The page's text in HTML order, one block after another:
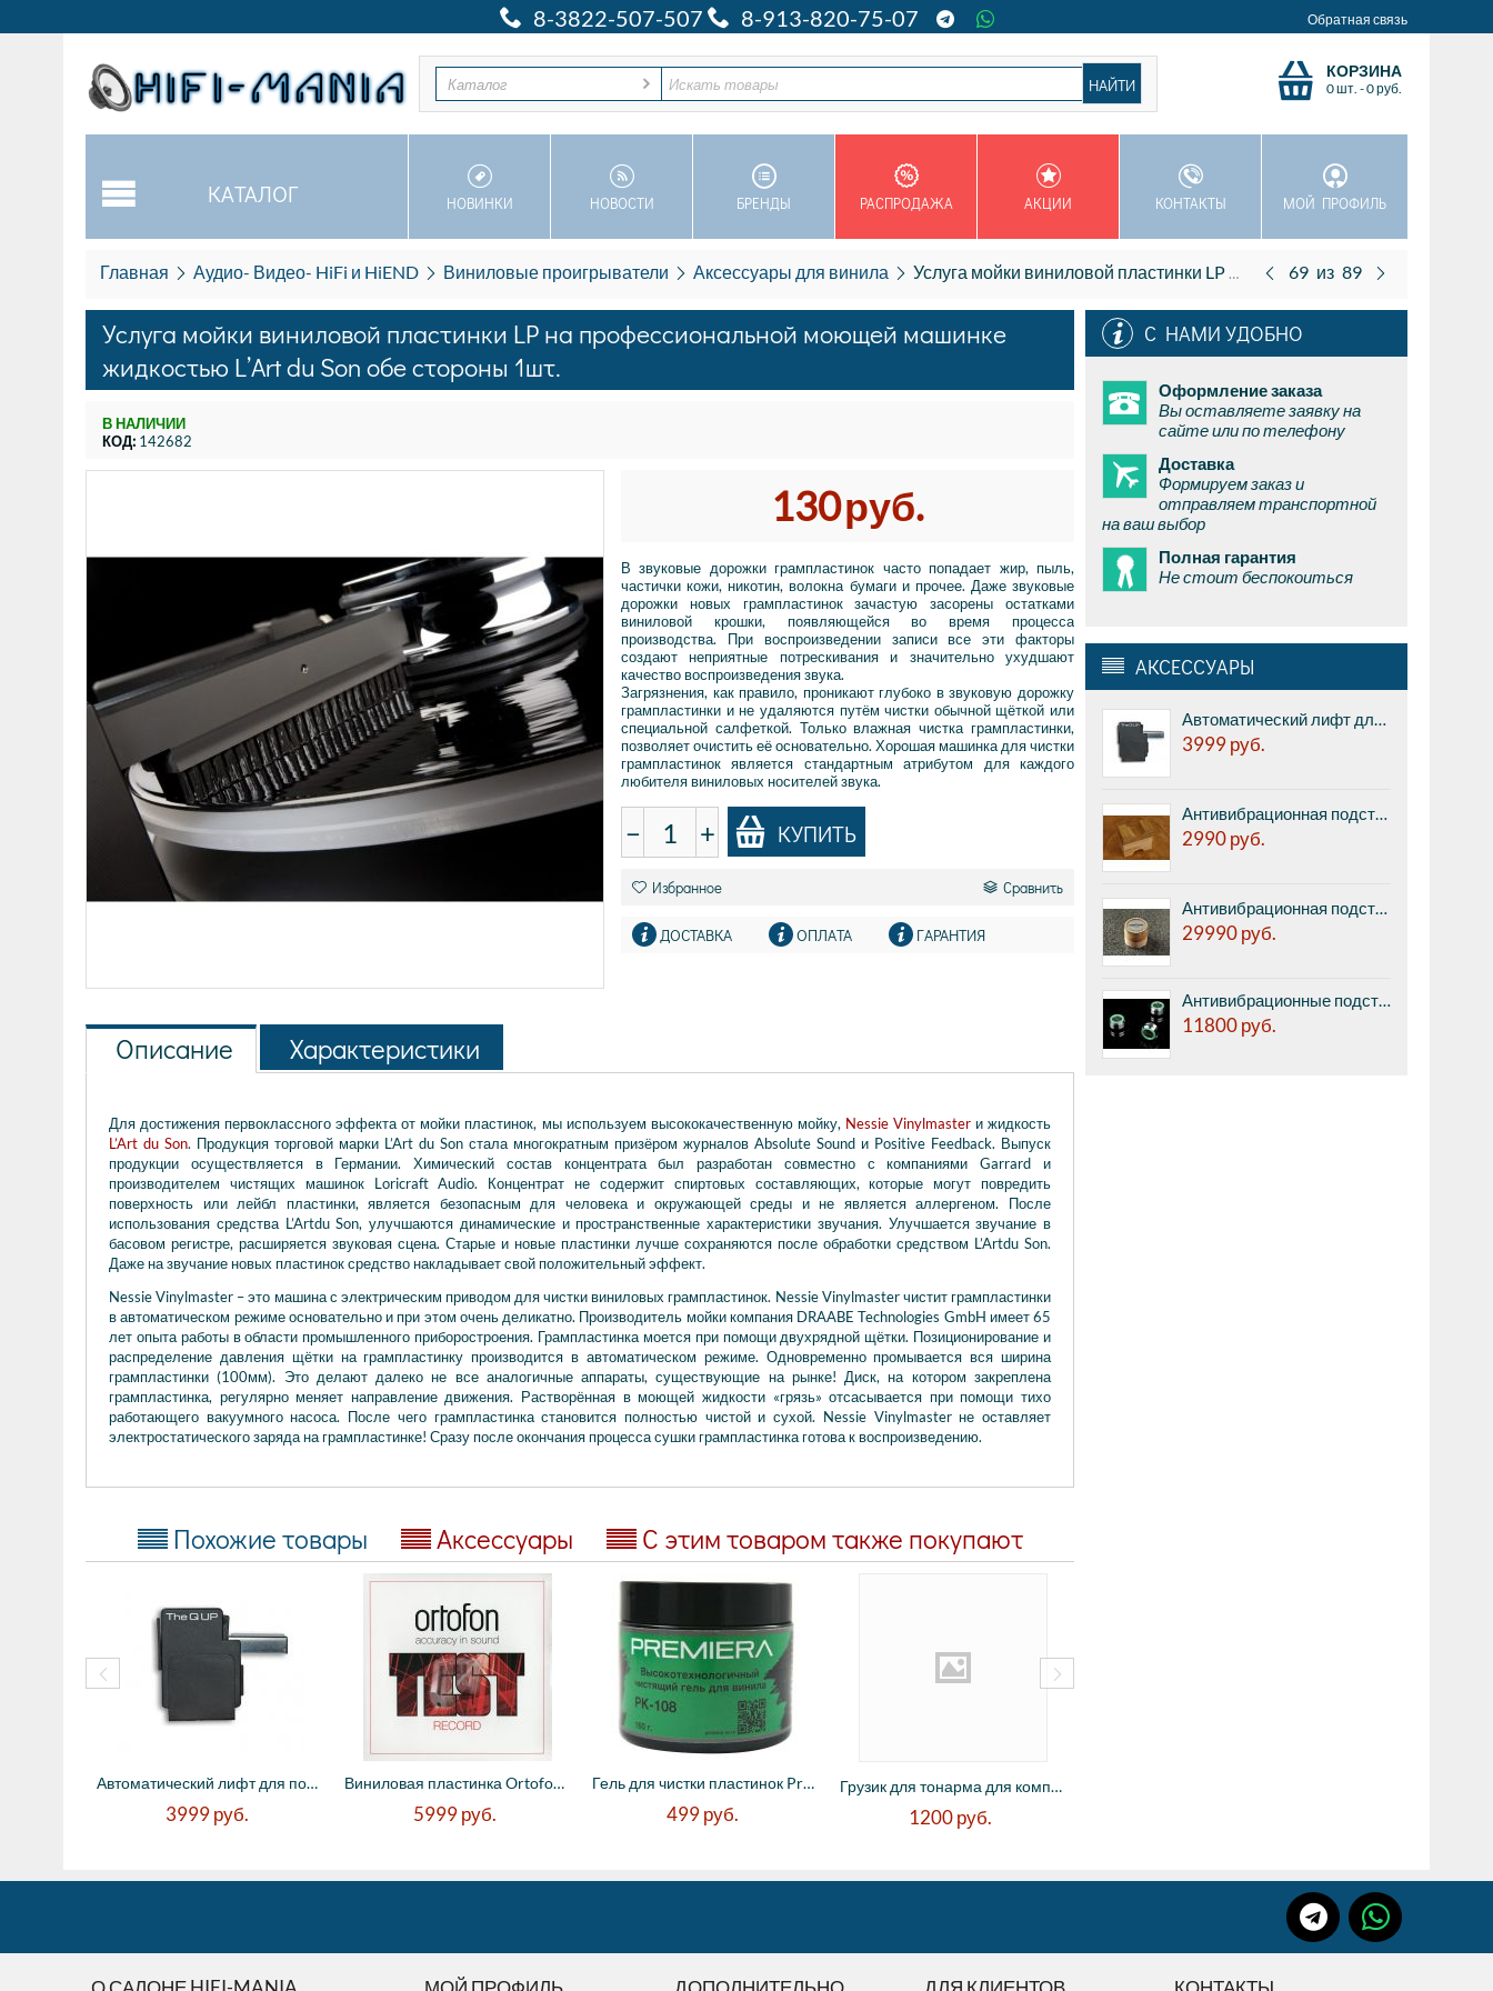
8-3822-507-507 8-913-820-75-07 Обратная связь
Каталог
КОРЗИНА
0 шт. -0руб.
КАТАЛОГ НОВИНКИ НОВОСТИ БРЕНДЫ РАСПРОДАЖА АКЦИИ КОНТАКТЫ МОЙ ПРОФИЛЬ
Главная Аудио- Видео- HiFi и HiEND Виниловые проигрыватели Аксессуары для винила Услуга мойки виниловой пластинки LP на профессиональной моющей машинке жидкостью L’Art du Son обе стороны 1шт. 69 из 89
Услуга мойки виниловой пластинки LP на профессиональной моющей машинке
жидкостью L’Art du Son обе стороны 1шт.
В НАЛИЧИИ
КОД: 142682
130руб.
В звуковые дорожки грампластинок часто попадает жир, пыль,
частички кожи, никотин, волокна бумаги и прочее. Даже звуковые
дорожки новых грампластинок зачастую засорены остатками
виниловой крошки, появляющейся во время процесса
производства. При воспроизведении записи все эти факторы
создают неприятные потрескивания и значительно ухудшают
качество воспроизведения звука.
Загрязнения, как правило, проникают глубоко в звуковую дорожку
грампластинки и не удаляются путём чистки обычной щёткой или
специальной салфеткой. Только влажная чистка грампластинки,
позволяет очистить её основательно. Хорошая машинка для чистки
грампластинок является стандартным атрибутом для каждого
любителя виниловых носителей звука.
− + КУПИТЬ
Избранное Сравнить
ДОСТАВКА ОПЛАТА ГАРАНТИЯ
Описание Характеристики
Для достижения первоклассного эффекта от мойки пластинок, мы используем высококачественную мойку, Nessie Vinylmasterи жидкость
L’Art du Son. Продукция торговой марки L’Art du Son стала многократным призёром журналов Absolute Sound и Positive Feedback. Выпуск
продукции осуществляется в Германии. Химический состав концентрата был разработан совместно с компаниями Garrard и
производителем чистящих машинок Loricraft Audio. Концентрат не содержит спиртовых составляющих, которые могут повредить
поверхность или лейбл пластинки, является безопасным для человека и окружающей среды и не является аллергеном. После
использования средства L’Artdu Son, улучшаются динамические и пространственные характеристики звучания. Улучшается звучание в
басовом регистре, расширяется звуковая сцена. Старые и новые пластинки лучше сохраняются после обработки средством L’Artdu Son.
Даже на звучание новых пластинок средство накладывает свой положительный эффект.
Nessie Vinylmaster – это машина с электрическим приводом для чистки виниловых грампластинок. Nessie Vinylmaster чистит грампластинки
в автоматическом режиме основательно и при этом очень деликатно. Производитель мойки компания DRAABE Technologies GmbH имеет 65
лет опыта работы в области промышленного приборостроения. Грампластинка моется при помощи двухрядной щётки. Позиционирование и
распределение давления щётки на грампластинку производится в автоматическом режиме. Одновременно промывается вся ширина
грампластинки (100мм). Это делают далеко не все аналогичные аппараты, существующие на рынке! Диск, на котором закреплена
грампластинка, регулярно меняет направление движения. Растворённая в моющей жидкости «грязь» отсасывается при помощи тихо
работающего вакуумного насоса. После чего грампластинка становится полностью чистой и сухой. Nessie Vinylmaster не оставляет
электростатического заряда на грампластинке! Сразу после окончания процесса сушки грампластинка готова к воспроизведению.
Похожие товары Аксессуары С этим товаром также покупают
Автоматический лифт для подъема тонарма в...
3999 руб.
Виниловая пластинка Ortofon Test Record (...
5999 руб.
Гель для чистки пластинок Premiera PK-108...
499 руб.
Грузик для тонарма для компенсации вращен...
1200 руб.
С НАМИ УДОБНО
Оформление заказа
Вы оставляете заявку на
сайте или по телефону
Доставка
Формируем заказ и
отправляем транспортной
на ваш выбор
Полная гарантия
Не стоит беспокоиться
АКСЕССУАРЫ
Автоматический лифт для подъема тонарма в конце проигрывания пластинки Pro-Ject Q-UP Tone Arm Lifter
3999руб.
Антивибрационная подставка AUDWAVE P6L3 Cable elevator for isolation - виброразвязка проводов, размер 70 x 70 x 35 мм, 100 грамм, 1шт
2990руб.
Антивибрационная подставка AUDWAVE VI-3 Reference J2 - high frequency, диаметр 45мм, высота 41мм, 1шт.
29990руб.
Антивибрационные подставки Divini Audio Design DD-3 - специальные диски под акустику, нержавеющая сталь, специальные кольцевые выточки под кольца из тефлона-каучука viton, диаметр 31 мм, высота 18.3 мм, нагрузка до 25 кг. на 1 шт, набор из 8 штук.
11800руб.